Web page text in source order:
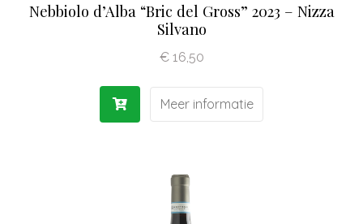
Nebbiolo d’Alba “Bric del Gross” 2023 – Nizza
Silvano
€16,50
Meer informatie